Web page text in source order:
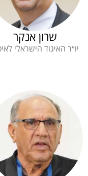
שרון אנקר
יו״ר האיגוד הישראלי